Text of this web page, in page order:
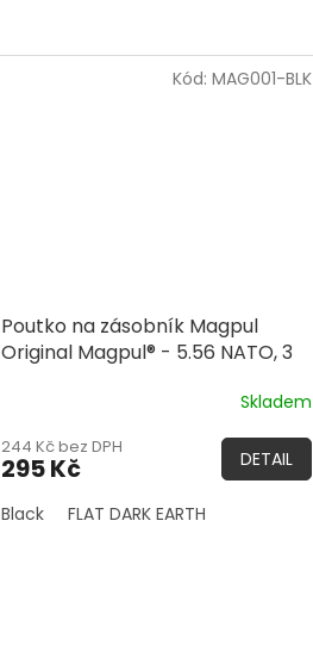
Poutko na zásobník Magpul
Original Magpul® - 5.56 NATO, 3
Skladem
244 Kč bez DPH
295 Kč DETAIL
Black FLAT DARK EARTH
Kód: MAG001-BLK